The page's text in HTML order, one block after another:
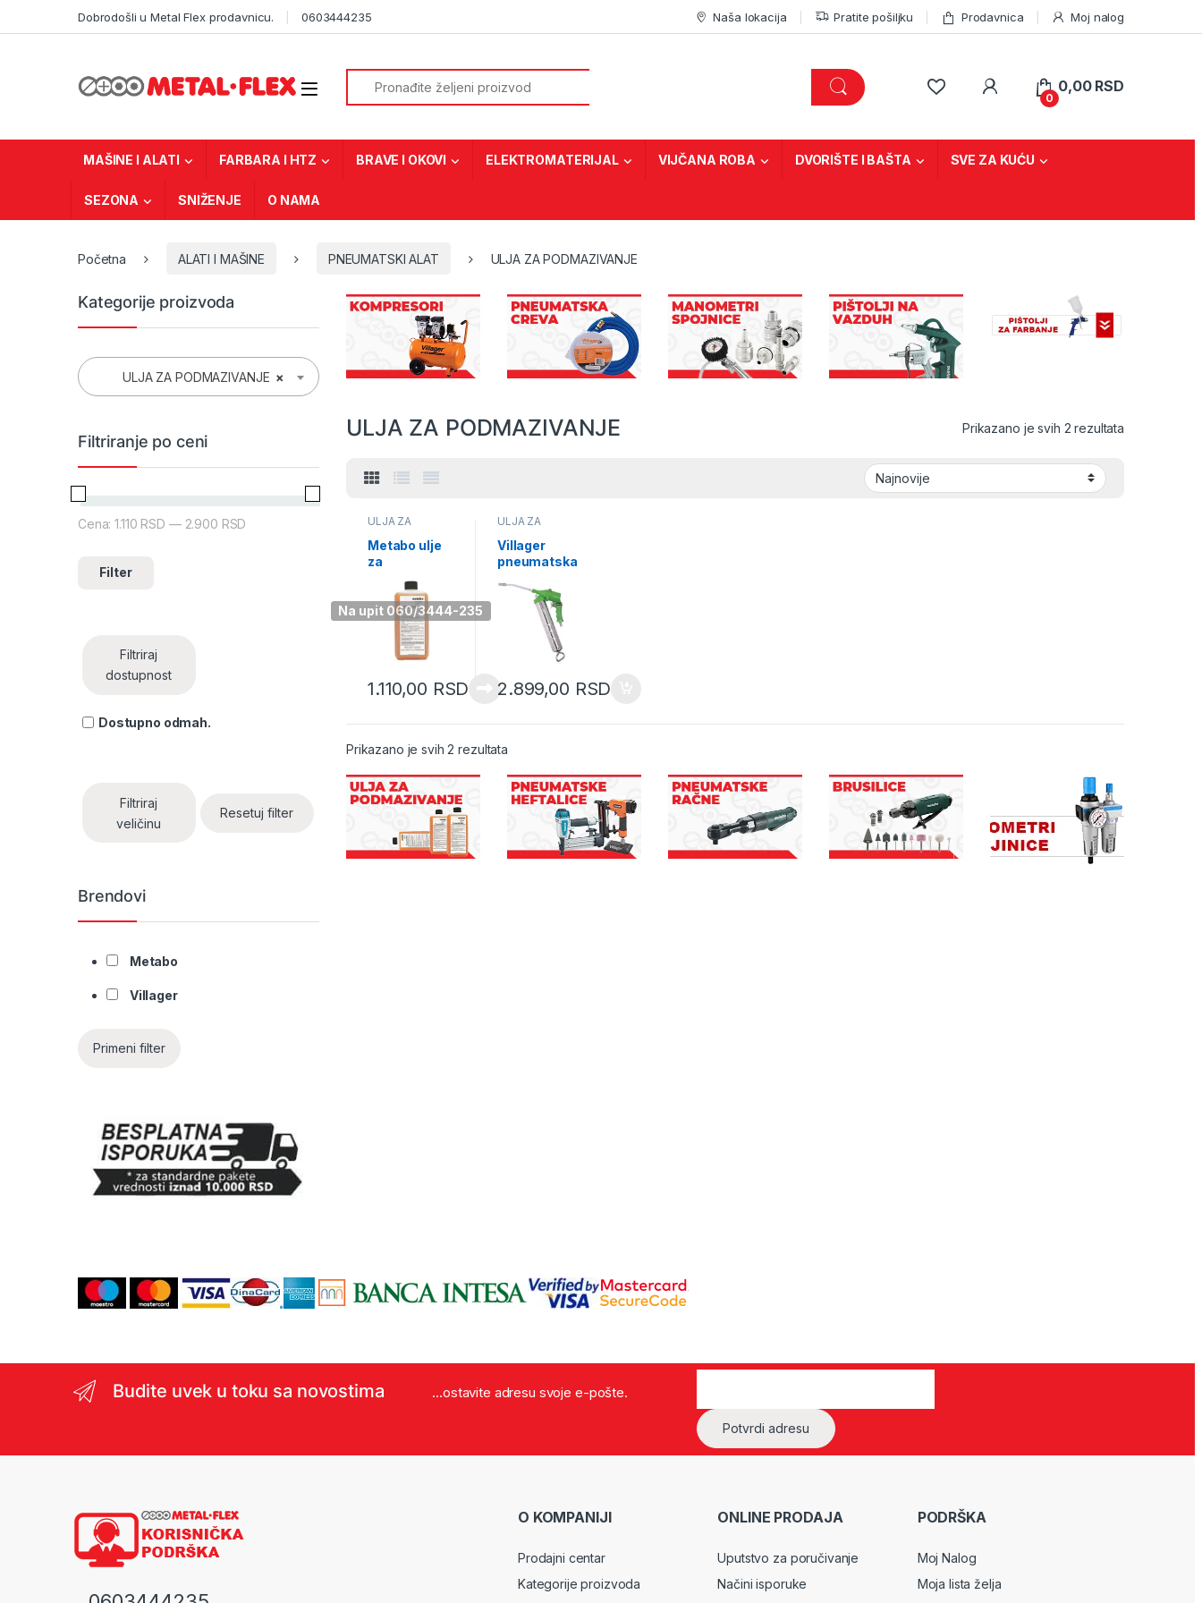
Dobrodošli u Metal Flex prodavnicu. 0603444235 Naša lokacija Pratite pošiljku Prodavnica Moj nalog
Search for:
0
0,00 RSD
MAŠINE I ALATI FARBARA I HTZ BRAVE I OKOVI ELEKTROMATERIJAL VIJČANA ROBA DVORIŠTE I BAŠTA SVE ZA KUĆU
SEZONA SNIŽENJE O NAMA
Početna ALATI I MAŠINE PNEUMATSKI ALAT ULJA ZA PODMAZIVANJE
ULJA ZA PODMAZIVANJE Prikazano je svih 2 rezultata
Na upit 060/3444-235
ULJA ZA
Metabo ulje
za
podmazivanj
pneumatskih
alata 0,5l
901008540
1.110,00 RSD
ULJA ZA
Villager
pneumatska
PS-7 011653
2.899,00 RSD
Prikazano je svih 2 rezultataSorted by latest
Kategorije proizvoda
×
ULJA ZA PODMAZIVANJE
Filtriranje po ceni
Minimalna cena
Maksimalna cena
Filter
Cena:1.110 RSD — 2.900 RSD
Filtriraj
dostupnost
Dostupno odmah.
Filtriraj
veličinu
Resetuj filter
Brendovi
Metabo
Villager
Primeni filter
Budite uvek u toku sa novostima ...ostavite adresu svoje e-pošte.
O KOMPANIJI
Prodajni centar
Kategorije proizvoda
ONLINE PRODAJA
Uputstvo za poručivanje
Načini isporuke
PODRŠKA
Moj Nalog
Moja lista želja